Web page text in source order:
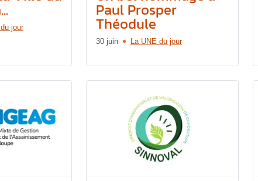
jour
Paul Prosper
Théodule
30 juin La UNE du jour